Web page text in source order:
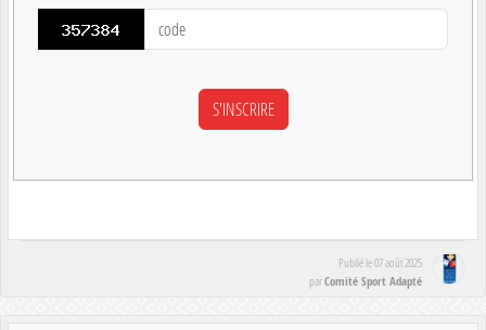
Publié le07 août 2025
parComité Sport Adapté